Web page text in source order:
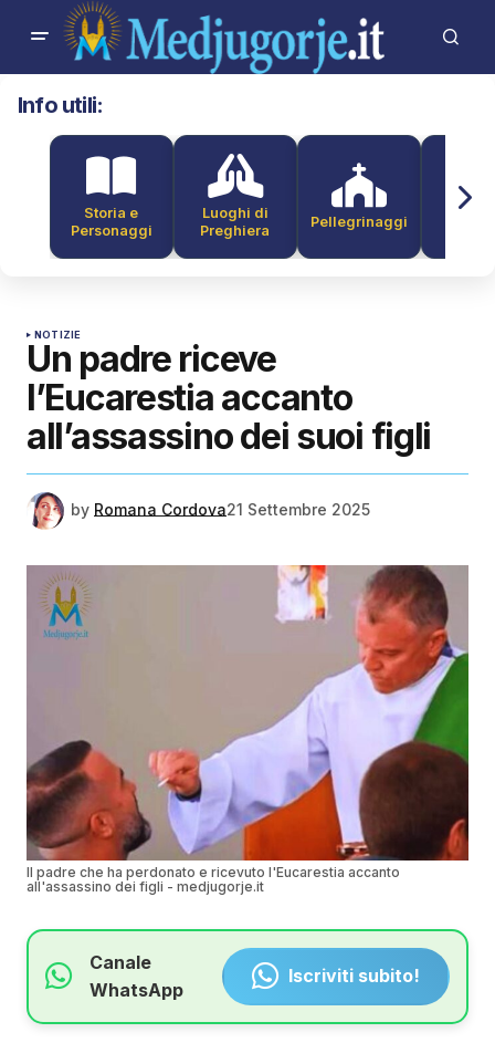
Info utili:
Storia e
Personaggi
Luoghi di
Preghiera
Pellegrinaggi
NOTIZIE
Un padre riceve
l’Eucarestia accanto
all’assassino dei suoi figli
by Romana Cordova21 Settembre 2025
Il padre che ha perdonato e ricevuto l'Eucarestia accanto
all'assassino dei figli - medjugorje.it
Canale
WhatsApp
Iscriviti subito!